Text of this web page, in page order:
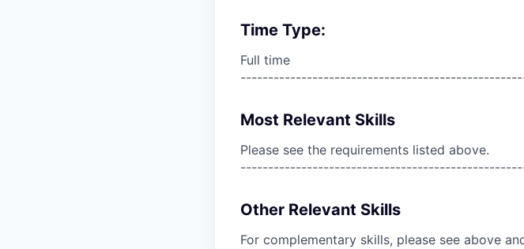
Time Type:
Full time
Most Relevant Skills
Please see the requirements listed above.
Other Relevant Skills
For complementary skills, please see above